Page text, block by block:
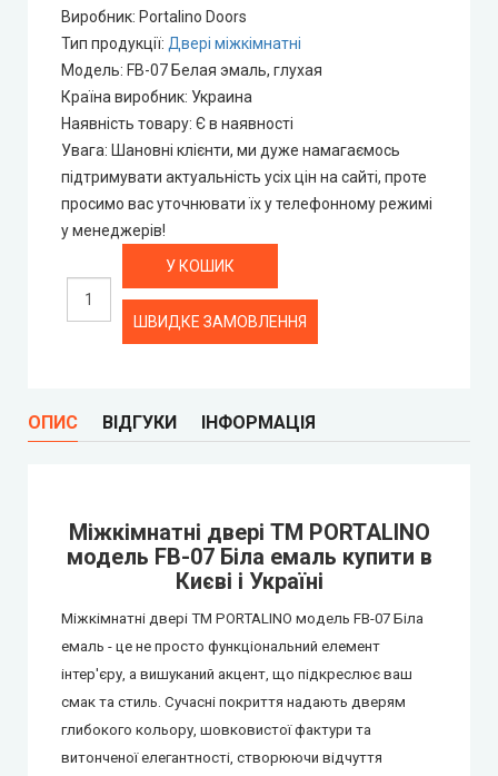
Portalino Doors (Порталіно)
Rezult
CITY (Сіті фарбовані двері)
Free Style doors (Фрі Стайл під фарбування)
Контур
Danapris Doors (Данапріс Дорс)
City Line Express
Syndicate Doors (Сіндікат Дорс)
STDM
Gorgania (Горганія)
Verto (Верто)
Виробник: Portalino Doors
Тип продукції: Двері міжкімнатні
Модель: FB-07 Белая эмаль, глухая
Країна виробник: Украина
Наявність товару: Є в наявності
Увага: Шановні клієнти, ми дуже намагаємось
підтримувати актуальність усіх цін на сайті, проте
просимо вас уточнювати їх у телефонному режимі
у менеджерів!
ШВИДКЕ ЗАМОВЛЕННЯ
ОПИС ВІДГУКИ ІНФОРМАЦІЯ
Міжкімнатні двері ТМ PORTALINO
модель FB-07 Біла емаль купити в
Києві і Україні
Міжкімнатні двері ТМ PORTALINO модель FB-07 Біла
емаль - це не просто функціональний елемент
інтер'єру, а вишуканий акцент, що підкреслює ваш
смак та стиль. Сучасні покриття надають дверям
глибокого кольору, шовковистої фактури та
витонченої елегантності, створюючи відчуття